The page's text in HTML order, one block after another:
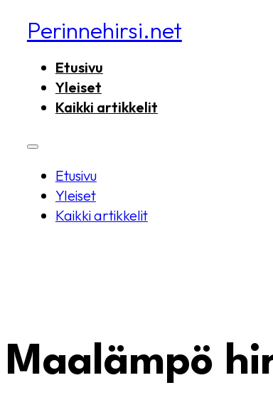
Perinnehirsi.net
Etusivu
Yleiset
Kaikki artikkelit
Etusivu
Yleiset
Kaikki artikkelit
Maalämpö